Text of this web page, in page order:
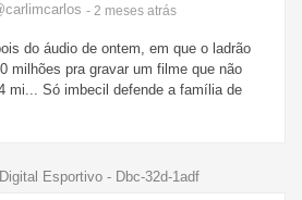
- 2 meses atrás
do áudio de ontem, em que o ladrão
milhões pra gravar um filme que não
mi... Só imbecil defende a família de
Esportivo - Dbc-32d-1adf